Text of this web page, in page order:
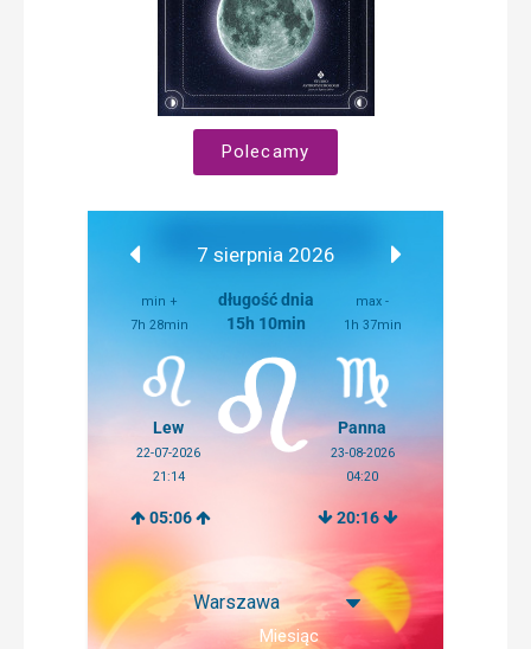
Polecamy
7 sierpnia 2026
min +
7h 28min
długość dnia
15h 10min
max -
1h 37min
Lew
22-07-2026
21:14
Panna
23-08-2026
04:20
05:06 20:16
Miesiąc